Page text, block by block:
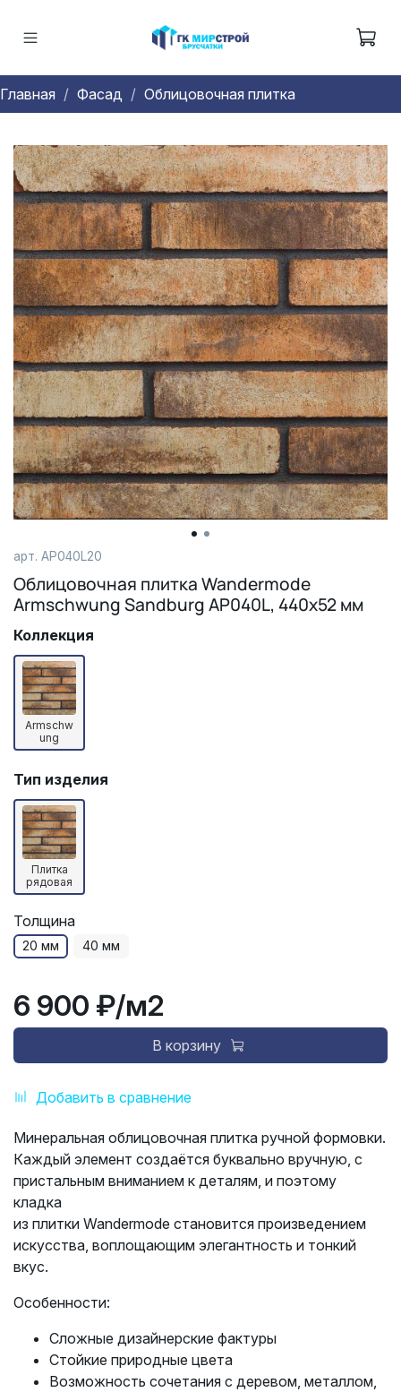
Главная Фасад Облицовочная плитка
арт. AP040L20
Облицовочная плитка Wandermode
Armschwung Sandburg AP040L, 440х52 мм
Добавить в сравнение
Коллекция
Armschw
ung
Тип изделия
Плитка
рядовая
Толщина
20 мм 40 мм
6 900 ₽/м2
В корзину
Минеральная облицовочная плитка ручной формовки.
Каждый элемент создаётся буквально вручную, с
пристальным вниманием к деталям, и поэтому
кладка
из плитки Wandermode становится произведением
искусства, воплощающим элегантность и тонкий
вкус.
Особенности:
Сложные дизайнерские фактуры
Стойкие природные цвета
Возможность сочетания с деревом, металлом,